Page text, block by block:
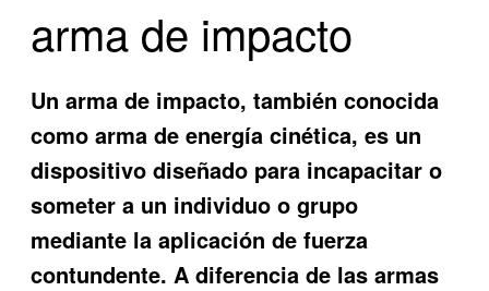
RIFLES DEPORTIVOS
arma de impacto
Un arma de impacto, también conocida
como arma de energía cinética, es un
dispositivo diseñado para incapacitar o
someter a un individuo o grupo
mediante la aplicación de fuerza
contundente. A diferencia de las armas